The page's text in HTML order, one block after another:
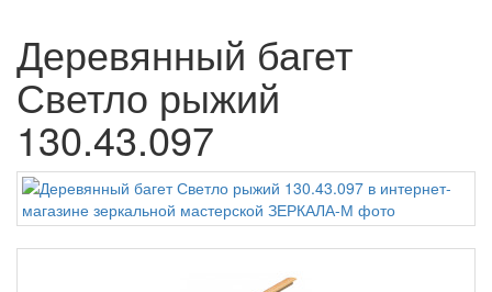
Деревянный багет
Светло рыжий
130.43.097